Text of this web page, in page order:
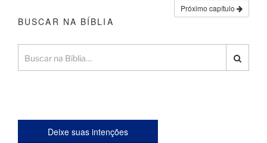
Próximo capítulo
BUSCAR NA BÍBLIA
Deixe suas intenções